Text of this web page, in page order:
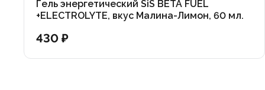
Гель энергетический SiS BETA FUEL
+ELECTROLYTE, вкус Малина-Лимон, 60 мл.
430 ₽